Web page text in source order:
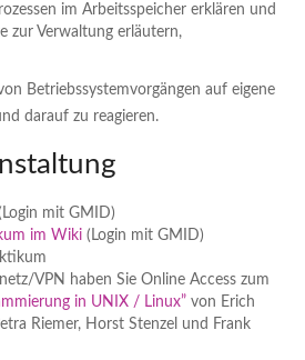
im Arbeitsspeicher erklären und
zur Verwaltung erläutern,
Betriebssystemvorgängen auf eigene
darauf zu reagieren.
mit GMID)
im Wiki (Login mit GMID)
VPN haben Sie Online Access zum
in UNIX / Linux” von Erich
Riemer, Horst Stenzel und Frank